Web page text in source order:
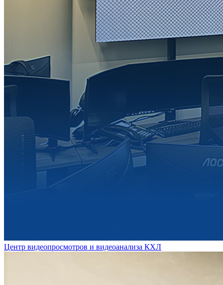
Центр видеопросмотров и видеоанализа КХЛ